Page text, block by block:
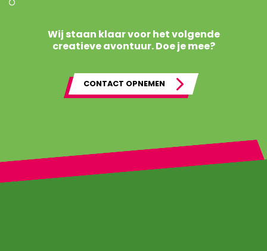
Wij staan klaar voor het volgende
creatieve avontuur. Doe je mee?
CONTACT OPNEMEN